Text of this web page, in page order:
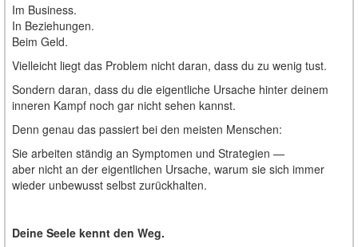
Im Business.
In Beziehungen.
Beim Geld.
Vielleicht liegt das Problem nicht daran, dass du zu wenig tust.
Sondern daran, dass du die eigentliche Ursache hinter deinem
inneren Kampf noch gar nicht sehen kannst.
Denn genau das passiert bei den meisten Menschen:
Sie arbeiten ständig an Symptomen und Strategien —
aber nicht an der eigentlichen Ursache, warum sie sich immer
wieder unbewusst selbst zurückhalten.
Deine Seele kennt den Weg.